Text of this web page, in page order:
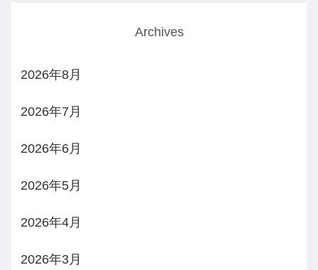
Archives
2026年8月
2026年7月
2026年6月
2026年5月
2026年4月
2026年3月